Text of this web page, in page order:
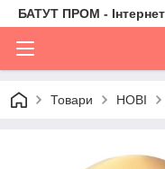
БАТУТ ПРОМ - Інтернет
Товари НОВІ